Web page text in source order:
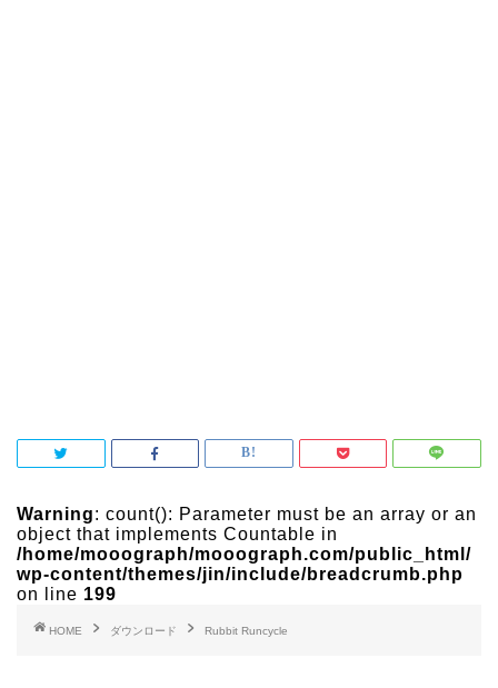
Warning: count(): Parameter must be an array or an
object that implements Countable in
/home/mooograph/mooograph.com/public_html/
wp-content/themes/jin/include/breadcrumb.php
on line 199
HOME ダウンロード Rubbit Runcycle